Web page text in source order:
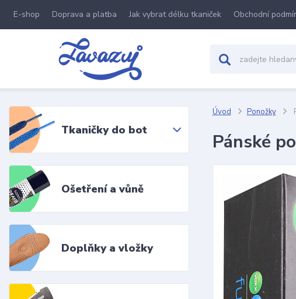
E-shop Doprava a platba Jak vybrat délku tkaniček Obchodní
Tkaničky do bot
Ošetření a vůně
Doplňky a vložky
Úvod Ponožky
Pánské